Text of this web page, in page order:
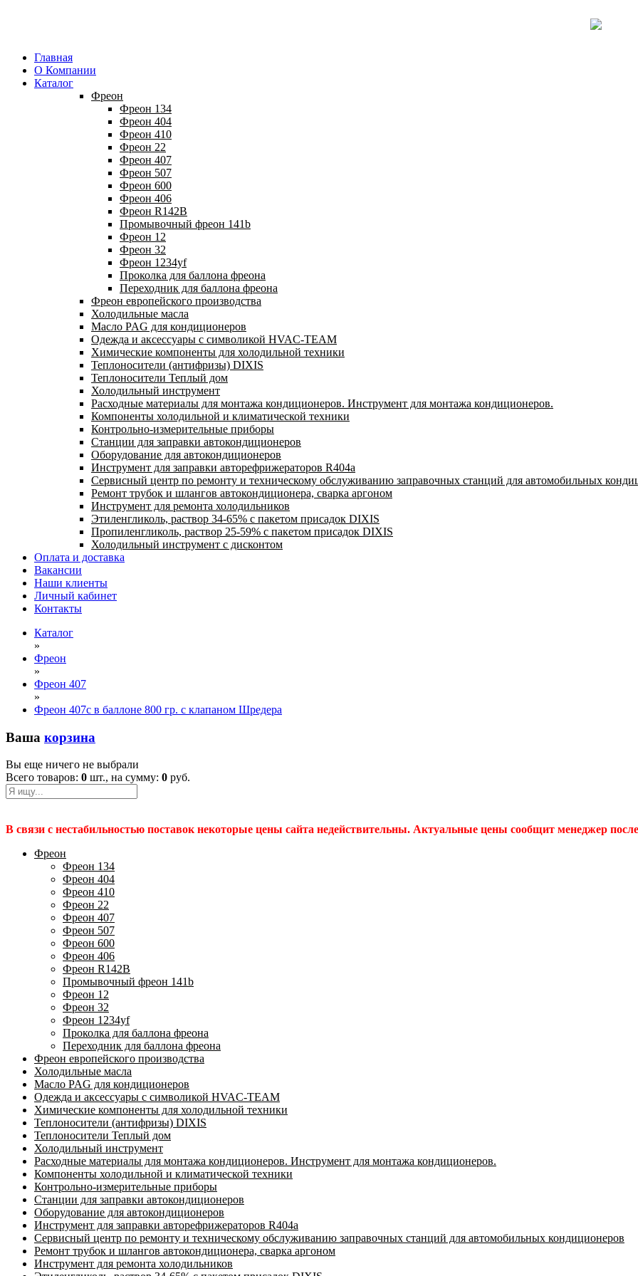
Главная
О Компании
Каталог
Фреон
Фреон 134
Фреон 404
Фреон 410
Фреон 22
Фреон 407
Фреон 507
Фреон 600
Фреон 406
Фреон R142B
Промывочный фреон 141b
Фреон 12
Фреон 32
Фреон 1234yf
Проколка для баллона фреона
Переходник для баллона фреона
Фреон европейского производства
Холодильные масла
Масло PAG для кондиционеров
Одежда и аксессуары с символикой HVAC-TEAM
Химические компоненты для холодильной техники
Теплоносители (антифризы) DIXIS
Теплоносители Теплый дом
Холодильный инструмент
Расходные материалы для монтажа кондиционеров. Инструмент для монтажа кондиционеров.
Компоненты холодильной и климатической техники
Контрольно-измерительные приборы
Станции для заправки автокондиционеров
Оборудование для автокондиционеров
Инструмент для заправки авторефрижераторов R404a
Сервисный центр по ремонту и техническому обслуживанию заправочных станций для автомобильных
Ремонт трубок и шлангов автокондиционера, сварка аргоном
Инструмент для ремонта холодильников
Этиленгликоль, раствор 34-65% с пакетом присадок DIXIS
Пропиленгликоль, раствор 25-59% с пакетом присадок DIXIS
Холодильный инструмент с дисконтом
Оплата и доставка
Вакансии
Наши клиенты
Личный кабинет
Контакты
Каталог
»
Фреон
»
Фреон 407
»
Фреон 407c в баллоне 800 гр. с клапаном Шредера
Ваша корзина
Вы еще ничего не выбрали
Всего товаров: 0 шт., на сумму: 0 руб.
В связи с нестабильностью поставок некоторые цены сайта недействительны. Актуальные цены сообщит менеджер
Фреон
Фреон 134
Фреон 404
Фреон 410
Фреон 22
Фреон 407
Фреон 507
Фреон 600
Фреон 406
Фреон R142B
Промывочный фреон 141b
Фреон 12
Фреон 32
Фреон 1234yf
Проколка для баллона фреона
Переходник для баллона фреона
Фреон европейского производства
Холодильные масла
Масло PAG для кондиционеров
Одежда и аксессуары с символикой HVAC-TEAM
Химические компоненты для холодильной техники
Теплоносители (антифризы) DIXIS
Теплоносители Теплый дом
Холодильный инструмент
Расходные материалы для монтажа кондиционеров. Инструмент для монтажа кондиционеров.
Компоненты холодильной и климатической техники
Контрольно-измерительные приборы
Станции для заправки автокондиционеров
Оборудование для автокондиционеров
Инструмент для заправки авторефрижераторов R404a
Сервисный центр по ремонту и техническому обслуживанию заправочных станций для автомобильных кондиционеров
Ремонт трубок и шлангов автокондиционера, сварка аргоном
Инструмент для ремонта холодильников